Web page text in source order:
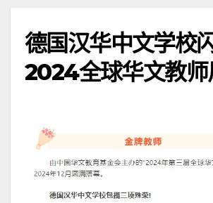
德国汉华中文学校
2024全球华文教师